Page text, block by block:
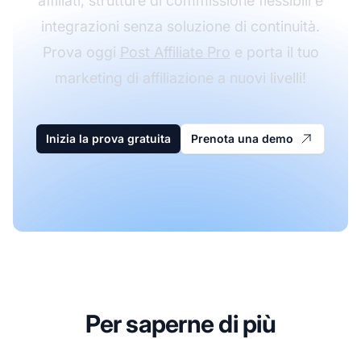
integrazioni senza soluzione di continuità.
Prova oggi Post Affiliate Pro e porta il tuo
marketing di affiliazione a nuovi livelli!
Inizia la prova gratuita Prenota una demo
Per saperne di più